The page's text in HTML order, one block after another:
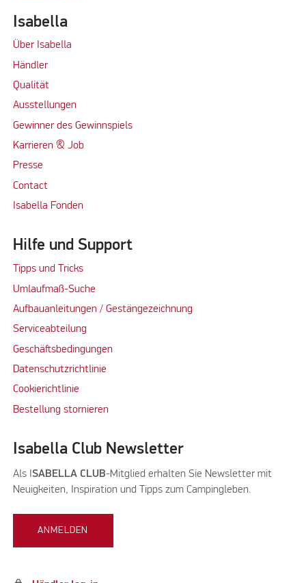
Isabella
Über Isabella
Händler
Qualität
Ausstellungen
Gewinner des Gewinnspiels
Karrieren & Job
Presse
Contact
Isabella Fonden
Hilfe und Support
Tipps und Tricks
Umlaufmaß-Suche
Aufbauanleitungen / Gestängezeichnung
Serviceabteilung
Geschäftsbedingungen
Datenschutzrichtlinie
Cookierichtlinie
Bestellung stornieren
Isabella Club Newsletter
Als I SABELLA CLUB-Mitglied erhalten Sie Newsletter mit
Neuigkeiten, Inspiration und Tipps zum Campingleben.
ANMELDEN